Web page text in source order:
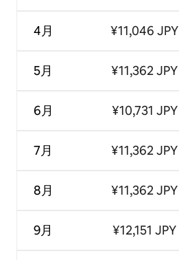
4月
5月
6月
7月
8月
9月
¥11,046 JPY
¥11,362 JPY
¥10,731 JPY
¥11,362 JPY
¥11,362 JPY
¥12,151 JPY